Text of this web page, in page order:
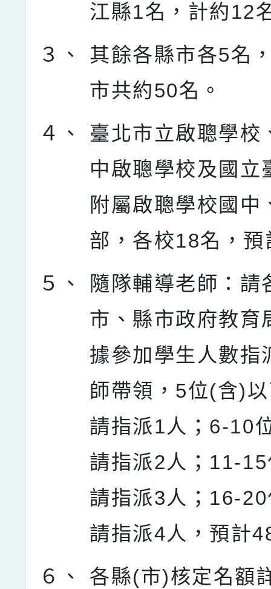
江縣1名，計約12
３、
其餘各縣市各5名
市共約50名。
４、
臺北市立啟聰學校
中啟聰學校及國立
附屬啟聰學校國中
部，各校18名，
５、
隨隊輔導老師：請
市、縣市政府教育
據參加學生人數指
師帶領，5位(含)
請指派1人；6-10
請指派2人；11-
請指派3人；16-
請指派4人，預計
６、
各縣(市)核定名額